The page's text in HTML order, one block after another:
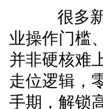
很多新
业操作门槛
并非硬核难
走位逻辑，
手期，解锁